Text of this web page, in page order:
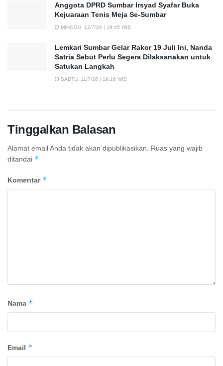
Anggota DPRD Sumbar Irsyad Syafar Buka
Kejuaraan Tenis Meja Se-Sumbar
MINGGU, 12/7/26 | 19:45 WIB
Lemkari Sumbar Gelar Rakor 19 Juli Ini, Nanda
Satria Sebut Perlu Segera Dilaksanakan untuk
Satukan Langkah
SABTU, 11/7/26 | 19:16 WIB
Tinggalkan Balasan
Alamat email Anda tidak akan dipublikasikan.
Ruas yang wajib
ditandai *
Komentar *
Nama *
Email *